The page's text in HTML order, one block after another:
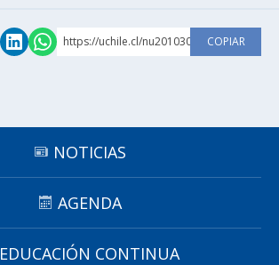
https://uchile.cl/nu201030 COPIAR
NOTICIAS
AGENDA
EDUCACIÓN CONTINUA